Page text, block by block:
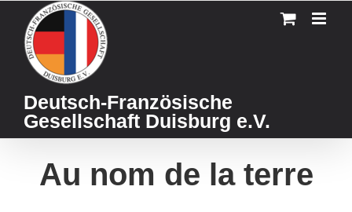
content
Deutsch-Französische
Gesellschaft Duisburg e.V.
Au nom de la terre